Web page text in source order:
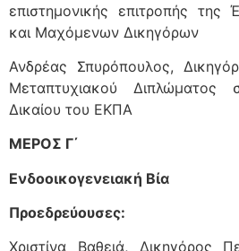
επιστημονικής επιτροπής της
και Μαχόμενων Δικηγόρων
Ανδρέας Σπυρόπουλος,
Μεταπτυχιακού Διπλώματος
Δικαίου του ΕΚΠΑ
ΜΕΡΟΣ Γ΄
Ενδοοικογενειακή Βία
Προεδρεύουσες:
Χριστίνα Βαθειά, Δικηγόρος